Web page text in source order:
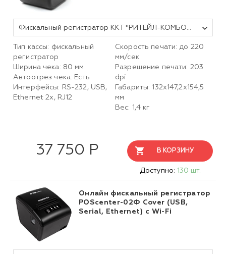
Фискальный регистратор ККТ "РИТЕЙЛ-КОМБО-01Ф" Cover ФФД 1.2 2LAN/HUB черный без ФН
Тип кассы: фискальный
регистратор
Ширина чека: 80 мм
Автоотрез чека: Есть
Интерфейсы: RS-232, USB,
Ethernet 2x, RJ12
Скорость печати: до 220
мм/сек
Разрешение печати: 203
dpi
Габариты: 132х147,2х154,5
мм
Вес: 1,4 кг
37 750 Р В КОРЗИНУ
Доступно: 130 шт.
Онлайн фискальный регистратор
POScenter-02Ф Cover (USB,
Serial, Ethernet) с Wi-Fi